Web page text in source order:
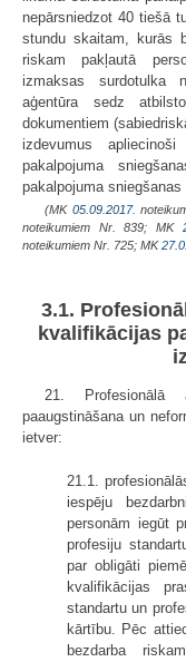
nepārsniedzot 40 tiešā
stundu skaitam, kurās
riskam pakļautā
izmaksas surdotulka
aģentūra sedz
dokumentiem
izdevumus
pakalpojuma
pakalpojuma sniegšanas
(MK 05.09.2017.
noteikumiem Nr. 839; MK
noteikumiem Nr. 725; MK
3.1.
kvalifikācijas
21. Profesionālā
paaugstināšana un
ietver:
21.1.
iespēju
personām iegūt
profesiju
par obligāti
kvalifikācijas
standartu un
kārtību. Pēc
bezdarba